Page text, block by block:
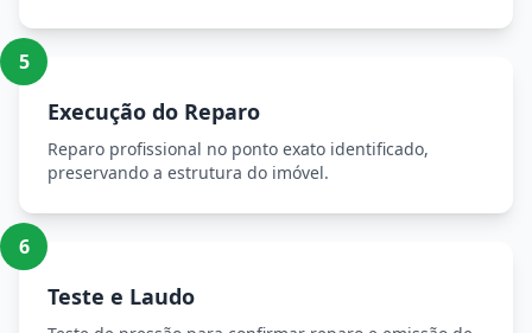
5
Execução do Reparo
Reparo profissional no ponto exato identificado,
preservando a estrutura do imóvel.
6
Teste e Laudo